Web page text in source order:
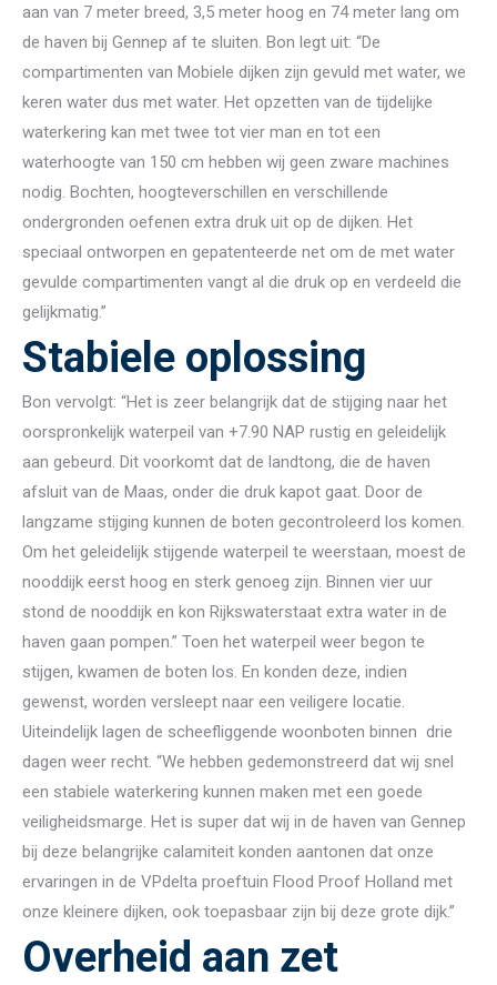
aan van 7 meter breed, 3,5 meter hoog en 74 meter lang om
de haven bij Gennep af te sluiten. Bon legt uit: “De
compartimenten van Mobiele dijken zijn gevuld met water, we
keren water dus met water. Het opzetten van de tijdelijke
waterkering kan met twee tot vier man en tot een
waterhoogte van 150 cm hebben wij geen zware machines
nodig. Bochten, hoogteverschillen en verschillende
ondergronden oefenen extra druk uit op de dijken. Het
speciaal ontworpen en gepatenteerde net om de met water
gevulde compartimenten vangt al die druk op en verdeeld die
gelijkmatig.”
Stabiele oplossing
Bon vervolgt: “Het is zeer belangrijk dat de stijging naar het
oorspronkelijk waterpeil van +7.90 NAP rustig en geleidelijk
aan gebeurd. Dit voorkomt dat de landtong, die de haven
afsluit van de Maas, onder die druk kapot gaat. Door de
langzame stijging kunnen de boten gecontroleerd los komen.
Om het geleidelijk stijgende waterpeil te weerstaan, moest de
nooddijk eerst hoog en sterk genoeg zijn. Binnen vier uur
stond de nooddijk en kon Rijkswaterstaat extra water in de
haven gaan pompen.” Toen het waterpeil weer begon te
stijgen, kwamen de boten los. En konden deze, indien
gewenst, worden versleept naar een veiligere locatie.
Uiteindelijk lagen de scheefliggende woonboten binnen drie
dagen weer recht. “We hebben gedemonstreerd dat wij snel
een stabiele waterkering kunnen maken met een goede
veiligheidsmarge. Het is super dat wij in de haven van Gennep
bij deze belangrijke calamiteit konden aantonen dat onze
ervaringen in de VPdelta proeftuin Flood Proof Holland met
onze kleinere dijken, ook toepasbaar zijn bij deze grote dijk.”
Overheid aan zet